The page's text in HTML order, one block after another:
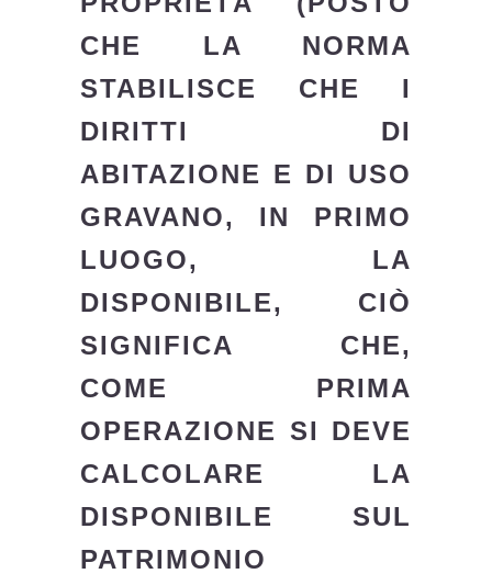
CHE LA NORMA
STABILISCE CHE I
DIRITTI DI
ABITAZIONE E DI USO
GRAVANO, IN PRIMO
LUOGO, LA
DISPONIBILE, CIÒ
SIGNIFICA CHE,
COME PRIMA
OPERAZIONE SI DEVE
CALCOLARE LA
DISPONIBILE SUL
PATRIMONIO